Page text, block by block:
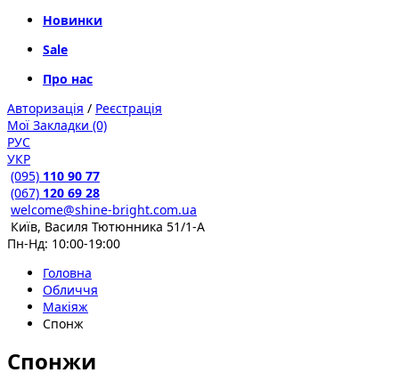
Новинки
Sale
Про нас
Авторизація / Реєстрація
Мої Закладки (0)
РУС
УКР
(095) 110 90 77
(067) 120 69 28
welcome@shine-bright.com.ua
Київ, Василя Тютюнника 51/1-А
Пн-Нд: 10:00-19:00
Головна
Обличчя
Макіяж
Спонж
Спонжи